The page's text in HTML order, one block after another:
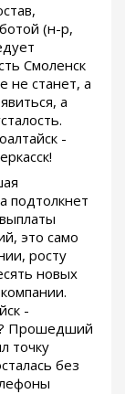
(н-р,
Смоленск
не станет, а
а
-
подтолкнет
это само
росту
новых
-
Прошедший
точку
без